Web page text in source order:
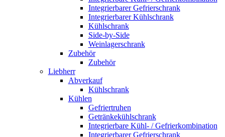
Integrierbarer Gefrierschrank
Integrierbarer Kühlschrank
Kühlschrank
Side-by-Side
Weinlagerschrank
Zubehör
Zubehör
Liebherr
Abverkauf
Kühlschrank
Kühlen
Gefriertruhen
Getränkekühlschrank
Integrierbare Kühl- / Gefrierkombination
Integrierbarer Gefrierschrank